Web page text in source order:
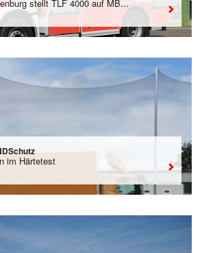
stellt TLF 4000 auf MB...
im Härtetest